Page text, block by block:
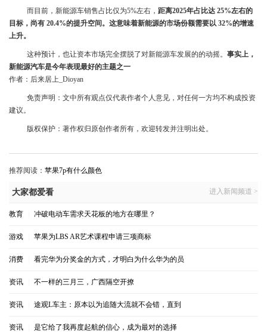
而目前，新能源车销售占比仅为5%左右， 距离2025年占比达 25%左右的
目标，尚有 20.4%的提升空间。这意味着新能源的市场份额需要以 32%的增速
上升。
这种预计，也让资本市场完全摆脱了对新能源车发展的的动摇。 事实上，
新能源汽车是今年表现最好的主题之一
作者：后来居上_Dioyan
免责声明：文中所有观点仅代表作者个人意见，对任何一方均不构成投资
建议。
版权保护：著作权归原创作者所有，欢迎转发并注明出处。
推荐阅读： 苹果7p有什么颜色
大家都爱看 进入新闻频道 >
教育 冲破电动车需求天花板的地方在哪里？
游戏 苹果为LBS AR艺术课程申请三项商标
消费 看完华为分奖金的方式，才明白为什么华为的员
资讯 不一样的三月三，广西隔空开撩
资讯 途观L车主：原本以为追随大流就不会错，直到
资讯 是它给了我再度起航的信心，成为最对的选择